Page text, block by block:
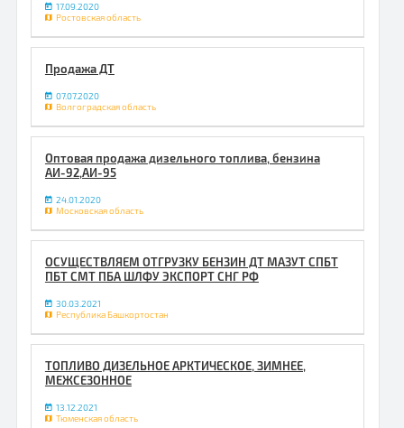
17.09.2020
Ростовская область
Продажа ДТ
07.07.2020
Волгоградская область
Оптовая продажа дизельного топлива, бензина
АИ-92,АИ-95
24.01.2020
Московская область
ОСУЩЕСТВЛЯЕМ ОТГРУЗКУ БЕНЗИН ДТ МАЗУТ СПБТ
ПБТ СМТ ПБА ШЛФУ ЭКСПОРТ СНГ РФ
30.03.2021
Республика Башкортостан
ТОПЛИВО ДИЗЕЛЬНОЕ АРКТИЧЕСКОЕ, ЗИМНЕЕ,
МЕЖСЕЗОННОЕ
13.12.2021
Тюменская область